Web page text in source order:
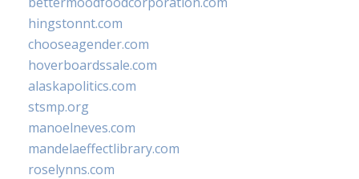
hingstonnt.com
chooseagender.com
hoverboardssale.com
alaskapolitics.com
stsmp.org
manoelneves.com
mandelaeffectlibrary.com
roselynns.com